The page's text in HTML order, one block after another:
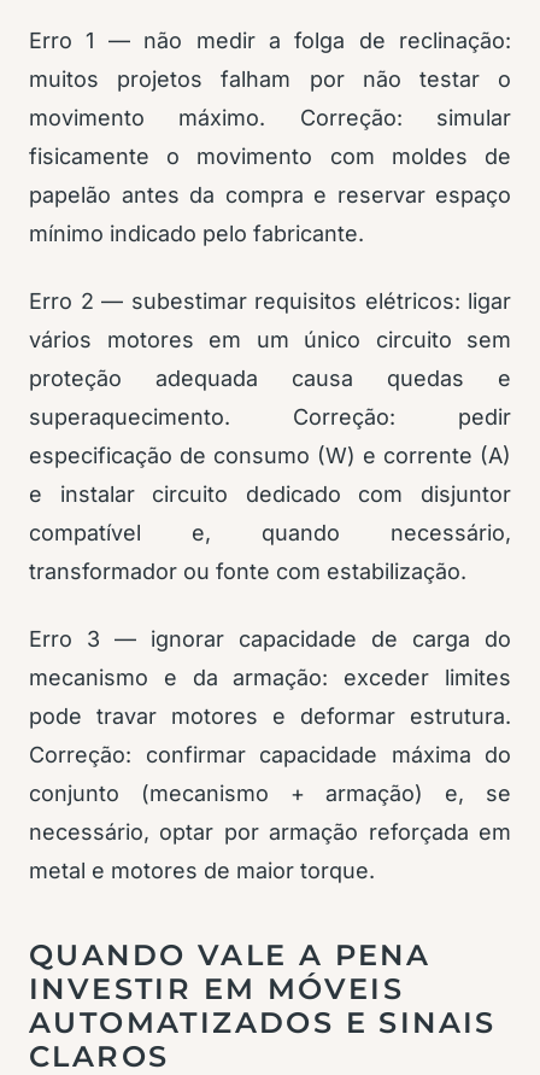
Erro 1 — não medir a folga de reclinação:
muitos projetos falham por não testar o
movimento máximo. Correção: simular
fisicamente o movimento com moldes de
papelão antes da compra e reservar espaço
mínimo indicado pelo fabricante.
Erro 2 — subestimar requisitos elétricos: ligar
vários motores em um único circuito sem
proteção adequada causa quedas e
superaquecimento. Correção: pedir
especificação de consumo (W) e corrente (A)
e instalar circuito dedicado com disjuntor
compatível e, quando necessário,
transformador ou fonte com estabilização.
Erro 3 — ignorar capacidade de carga do
mecanismo e da armação: exceder limites
pode travar motores e deformar estrutura.
Correção: confirmar capacidade máxima do
conjunto (mecanismo + armação) e, se
necessário, optar por armação reforçada em
metal e motores de maior torque.
QUANDO VALE A PENA
INVESTIR EM MÓVEIS
AUTOMATIZADOS E SINAIS
CLAROS